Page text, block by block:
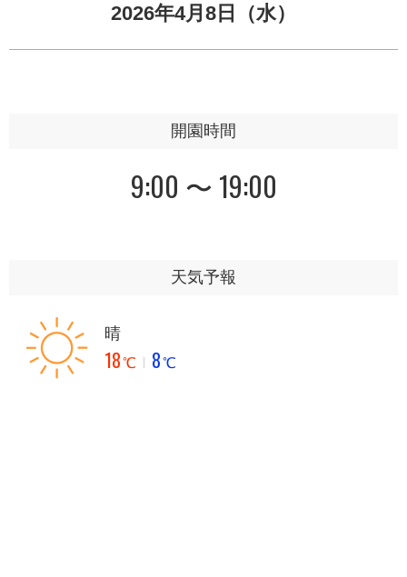
2026年4月8日（水）
開園時間
9:00 〜 19:00
天気予報
晴
18℃ 8℃